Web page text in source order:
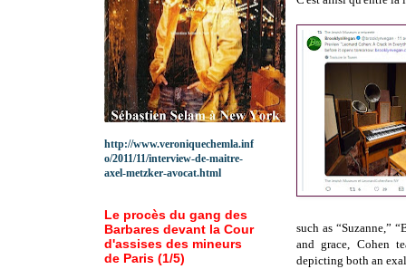
such as “Suzanne,”
and grace, Cohen
depicting both an
http://www.veroniquechemla.inf
o/2011/11/interview-de-maitre-
axel-metzker-avocat.html
Le procès du gang des
Barbares devant la Cour
d'assises des mineurs
de Paris (1/5)